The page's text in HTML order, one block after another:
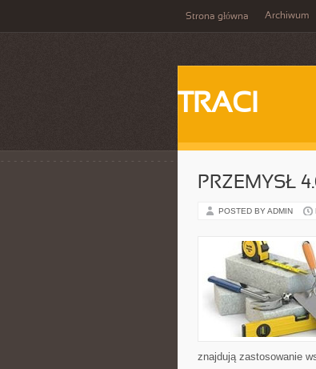
Strona główna Archiwum
TRACI
PRZEMYSŁ
POSTED BY ADMIN
znajdują zastosowanie